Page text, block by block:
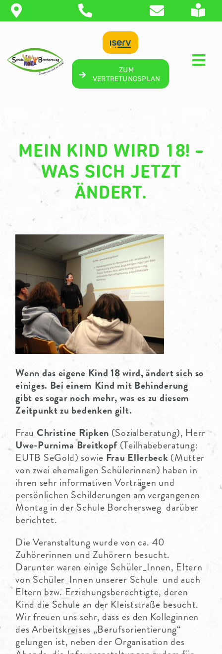
Zum
Inhalt
SCHÜLER
UNTERSTÜTZUNG
THERAPIE
ZUM
VERTRETUNGSPLAN
MEIN KIND WIRD 18! –
WAS SICH JETZT
ÄNDERT.
Wenn das eigene Kind 18 wird, ändert sich so
einiges. Bei einem Kind mit Behinderung
gibt es sogar noch mehr, was es zu diesem
Zeitpunkt zu bedenken gilt.
Frau Christine Ripken (Sozialberatung), Herr
Uwe-Purnima Breitkopf (Teilhabeberatung:
EUTB SeGold) sowie Frau Ellerbeck (Mutter
von zwei ehemaligen Schülerinnen) haben in
ihren sehr informativen Vorträgen und
persönlichen Schilderungen am vergangenen
Montag in der Schule Borchersweg darüber
berichtet.
Die Veranstaltung wurde von ca. 40
Zuhörerinnen und Zuhörern besucht.
Darunter waren einige Schüler_Innen, Eltern
von Schüler_Innen unserer Schule und auch
Eltern bzw. Erziehungsberechtigte, deren
Kind die Schule an der Kleiststraße besucht.
Wir freuen uns sehr, dass es den Kolleginnen
des Arbeitskreises „Berufsorientierung“
gelungen ist, neben der Organisation des